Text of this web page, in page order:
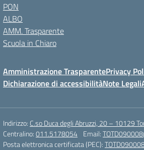
PON
ALBO
AMM. Trasparente
Scuola in Chiaro
Amministrazione TrasparentePrivacy
Dichiarazione di accessibilitàNote Legali
Indirizzo: C.so Duca degli Abruzzi, 20 – 10129
Centralino:011.5178054 Email:
Posta elettronica certificata (PEC):